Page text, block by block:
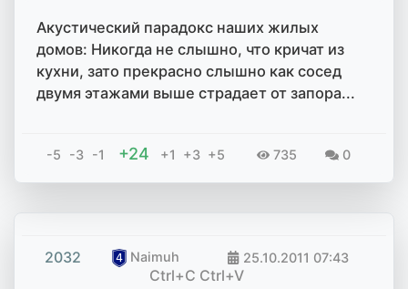
Акустический парадокс наших жилых
домов: Никогда не слышно, что кричат из
кухни, зато прекрасно слышно как сосед
двумя этажами выше страдает от запора...
-5 -3 -1 +24 +1 +3 +5 735 0
2032 Naimuh 25.10.2011 07:43
Ctrl+C Ctrl+V